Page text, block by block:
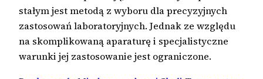
stałym jest metodą z wyboru dla precyzyjnych
zastosowań laboratoryjnych. Jednak ze względu
na skomplikowaną aparaturę i specjalistyczne
warunki jej zastosowanie jest ograniczone.